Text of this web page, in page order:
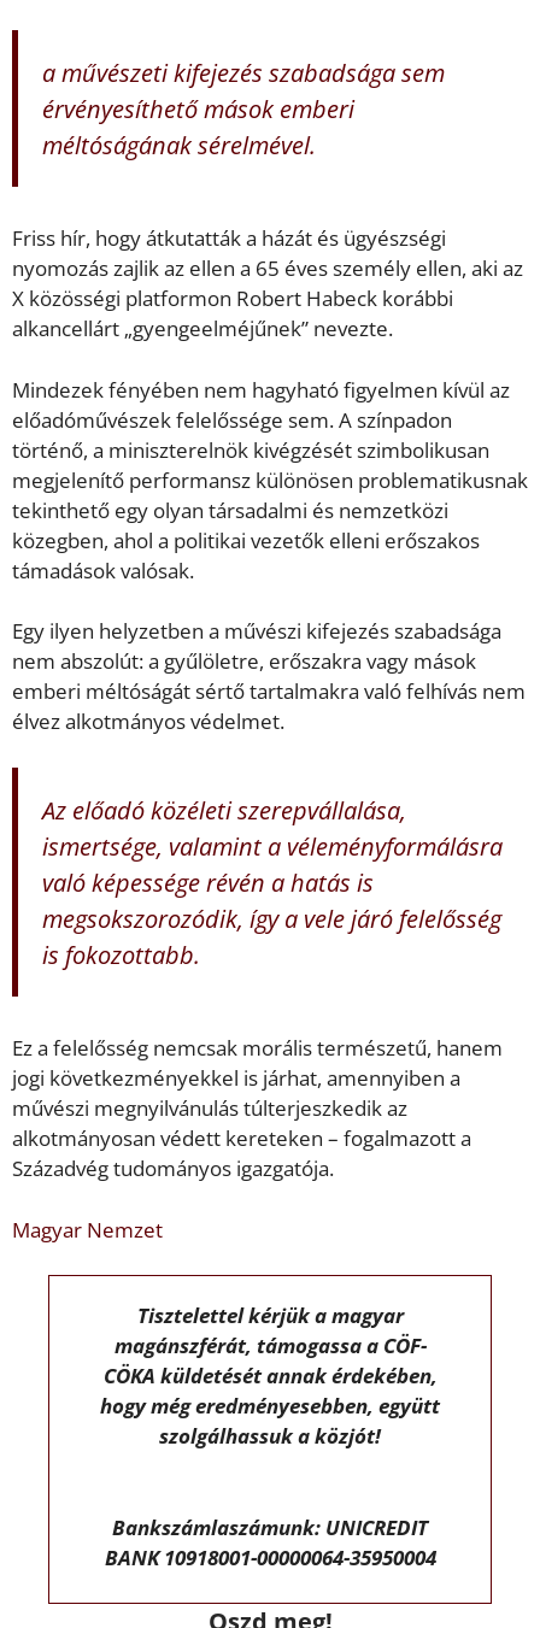
a művészeti kifejezés szabadsága sem
érvényesíthető mások emberi
méltóságának sérelmével.
Friss hír, hogy átkutatták a házát és ügyészségi
nyomozás zajlik az ellen a 65 éves személy ellen, aki az
X közösségi platformon Robert Habeck korábbi
alkancellárt „gyengeelméjűnek” nevezte.
Mindezek fényében nem hagyható figyelmen kívül az
előadóművészek felelőssége sem. A színpadon
történő, a miniszterelnök kivégzését szimbolikusan
megjelenítő performansz különösen problematikusnak
tekinthető egy olyan társadalmi és nemzetközi
közegben, ahol a politikai vezetők elleni erőszakos
támadások valósak.
Egy ilyen helyzetben a művészi kifejezés szabadsága
nem abszolút: a gyűlöletre, erőszakra vagy mások
emberi méltóságát sértő tartalmakra való felhívás nem
élvez alkotmányos védelmet.
Az előadó közéleti szerepvállalása,
ismertsége, valamint a véleményformálásra
való képessége révén a hatás is
megsokszorozódik, így a vele járó felelősség
is fokozottabb.
Ez a felelősség nemcsak morális természetű, hanem
jogi következményekkel is járhat, amennyiben a
művészi megnyilvánulás túlterjeszkedik az
alkotmányosan védett kereteken – fogalmazott a
Századvég tudományos igazgatója.
Magyar Nemzet
Tisztelettel kérjük a magyar
magánszférát, támogassa a CÖF-
CÖKA küldetését annak érdekében,
hogy még eredményesebben, együtt
szolgálhassuk a közjót!
Bankszámlaszámunk: UNICREDIT
BANK 10918001-00000064-35950004